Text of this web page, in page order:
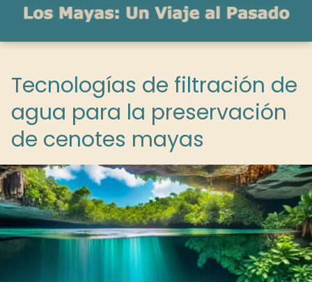
Tecnologías de filtración de
agua para la preservación
de cenotes mayas